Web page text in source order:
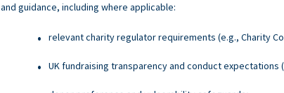
and guidance, including where applicable:
relevant charity regulator requirements (e.g., Charity
UK fundraising transparency and conduct